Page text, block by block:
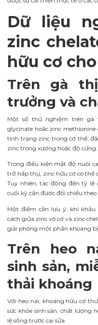
Dữ liệu
zinc
hữu cơ
Trên gà
trưởng và
Một số thử nghiệm trên
glycinate hoặc zinc
tình trạng zinc trong cơ thể,
zinc trong xương hoặc độ cứng
Trong điều kiện mật độ nuôi
trở hấp thụ, zinc hữu cơ có thể
Tuy nhiên, tác động đến tỷ lệ
cuối kỳ cần được đối chiếu
Một điểm cần lưu ý: khi khẩu
cách giữa zinc vô cơ và zinc
giải phóng một phần khoáng
Trên heo
sinh sản,
thải khoáng
Với heo nái, khoáng hữu cơ
sức khỏe sinh sản, chất lượng
lệ sống trước cai sữa.